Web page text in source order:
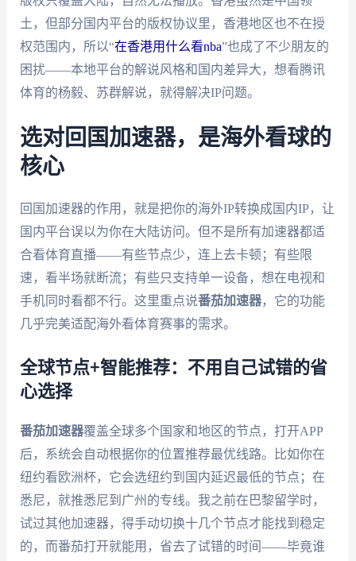
土，但部分国内平台的版权协议里，香港地区也不在授
权范围内，所以“在香港用什么看nba”也成了不少朋友的
困扰——本地平台的解说风格和国内差异大，想看腾讯
体育的杨毅、苏群解说，就得解决IP问题。
选对回国加速器，是海外看球的
核心
回国加速器的作用，就是把你的海外IP转换成国内IP，让
国内平台误以为你在大陆访问。但不是所有加速器都适
合看体育直播——有些节点少，连上去卡顿；有些限
速，看半场就断流；有些只支持单一设备，想在电视和
手机同时看都不行。这里重点说番茄加速器，它的功能
几乎完美适配海外看体育赛事的需求。
全球节点+智能推荐：不用自己试错的省
心选择
番茄加速器覆盖全球多个国家和地区的节点，打开APP
后，系统会自动根据你的位置推荐最优线路。比如你在
纽约看欧洲杯，它会选纽约到国内延迟最低的节点；在
悉尼，就推悉尼到广州的专线。我之前在巴黎留学时，
试过其他加速器，得手动切换十几个节点才能找到稳定
的，而番茄打开就能用，省去了试错的时间——毕竟谁